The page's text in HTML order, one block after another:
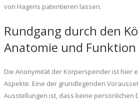
von Hagens patentieren lassen.
Rundgang durch den
Anatomie und Funktion
Die Anonymität der Körperspender ist hier
Aspekte. Eine der grundlegenden
Ausstellungen ist, dass keine persönlichen